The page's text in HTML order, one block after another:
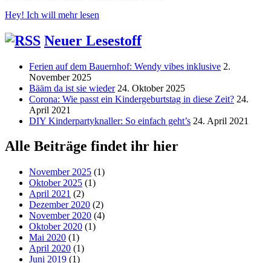
Hey! Ich will mehr lesen
Neuer Lesestoff
Ferien auf dem Bauernhof: Wendy vibes inklusive 2.
November 2025
Bääm da ist sie wieder 24. Oktober 2025
Corona: Wie passt ein Kindergeburtstag in diese Zeit? 24.
April 2021
DIY Kinderpartyknaller: So einfach geht’s 24. April 2021
Alle Beiträge findet ihr hier
November 2025 (1)
Oktober 2025 (1)
April 2021 (2)
Dezember 2020 (2)
November 2020 (4)
Oktober 2020 (1)
Mai 2020 (1)
April 2020 (1)
Juni 2019 (1)